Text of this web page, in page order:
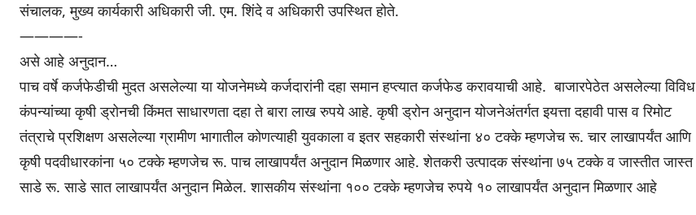
संचालक, मुख्य कार्यकारी अधिकारी जी. एम. शिंदे व अधिकारी उपस्थित होते.
————-
असे आहे अनुदान…
पाच वर्षे कर्जफेडीची मुदत असलेल्या या योजनेमध्ये कर्जदारांनी दहा समान हप्त्यात कर्जफेड करावयाची आहे. बाजारपेठेत असलेल्या विविध
कंपन्यांच्या कृषी ड्रोनची किंमत साधारणता दहा ते बारा लाख रुपये आहे. कृषी ड्रोन अनुदान योजनेअंतर्गत इयत्ता दहावी पास व रिमोट
तंत्राचे प्रशिक्षण असलेल्या ग्रामीण भागातील कोणत्याही युवकाला व इतर सहकारी संस्थांना ४० टक्के म्हणजेच रू. चार लाखापर्यंत आणि
कृषी पदवीधारकांना ५० टक्के म्हणजेच रू. पाच लाखापर्यंत अनुदान मिळणार आहे. शेतकरी उत्पादक संस्थांना ७५ टक्के व जास्तीत जास्त
साडे रू. साडे सात लाखापर्यंत अनुदान मिळेल. शासकीय संस्थांना १०० टक्के म्हणजेच रुपये १० लाखापर्यंत अनुदान मिळणार आहे